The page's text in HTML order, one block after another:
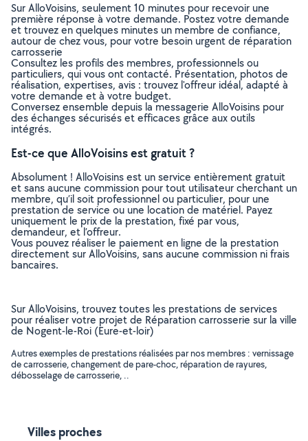
Sur AlloVoisins, seulement 10 minutes pour recevoir une
première réponse à votre demande. Postez votre demande
et trouvez en quelques minutes un membre de confiance,
autour de chez vous, pour votre besoin urgent de réparation
carrosserie
Consultez les profils des membres, professionnels ou
particuliers, qui vous ont contacté. Présentation, photos de
réalisation, expertises, avis : trouvez l'offreur idéal, adapté à
votre demande et à votre budget.
Conversez ensemble depuis la messagerie AlloVoisins pour
des échanges sécurisés et efficaces grâce aux outils
intégrés.
Est-ce que AlloVoisins est gratuit ?
Absolument ! AlloVoisins est un service entièrement gratuit
et sans aucune commission pour tout utilisateur cherchant un
membre, qu’il soit professionnel ou particulier, pour une
prestation de service ou une location de matériel. Payez
uniquement le prix de la prestation, fixé par vous,
demandeur, et l’offreur.
Vous pouvez réaliser le paiement en ligne de la prestation
directement sur AlloVoisins, sans aucune commission ni frais
bancaires.
Sur AlloVoisins, trouvez toutes les prestations de services
pour réaliser votre projet de Réparation carrosserie sur la ville
de Nogent-le-Roi (Eure-et-loir)
Autres exemples de prestations réalisées par nos membres : vernissage
de carrosserie, changement de pare-choc, réparation de rayures,
débosselage de carrosserie, ..
Villes proches